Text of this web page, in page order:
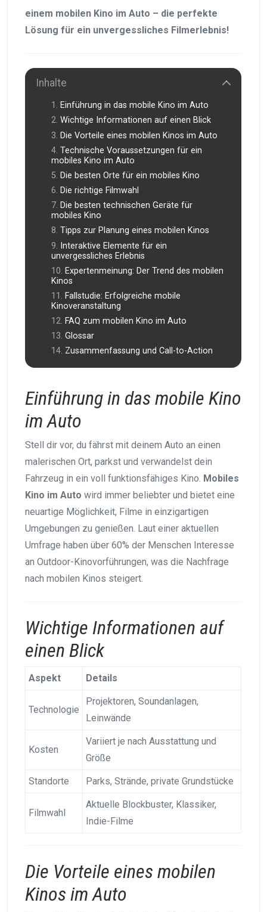
einem mobilen Kino im Auto – die perfekte
Lösung für ein unvergessliches Filmerlebnis!
Inhalte
Einführung in das mobile Kino im Auto
Wichtige Informationen auf einen Blick
Die Vorteile eines mobilen Kinos im Auto
Technische Voraussetzungen für ein
mobiles Kino im Auto
Die besten Orte für ein mobiles Kino
Die richtige Filmwahl
Die besten technischen Geräte für
mobiles Kino
Tipps zur Planung eines mobilen Kinos
Interaktive Elemente für ein
unvergessliches Erlebnis
Expertenmeinung: Der Trend des mobilen
Kinos
Fallstudie: Erfolgreiche mobile
Kinoveranstaltung
FAQ zum mobilen Kino im Auto
Glossar
Zusammenfassung und Call-to-Action
Einführung in das mobile Kino
im Auto
Stell dir vor, du fährst mit deinem Auto an einen
malerischen Ort, parkst und verwandelst dein
Fahrzeug in ein voll funktionsfähiges Kino. Mobiles
Kino im Auto wird immer beliebter und bietet eine
neuartige Möglichkeit, Filme in einzigartigen
Umgebungen zu genießen. Laut einer aktuellen
Umfrage haben über 60% der Menschen Interesse
an Outdoor-Kinovorführungen, was die Nachfrage
nach mobilen Kinos steigert.
Wichtige Informationen auf
einen Blick
Aspekt Details
Technologie
Projektoren, Soundanlagen,
Leinwände
Kosten
Variiert je nach Ausstattung und
Größe
Standorte Parks, Strände, private Grundstücke
Filmwahl
Aktuelle Blockbuster, Klassiker,
Indie-Filme
Die Vorteile eines mobilen
Kinos im Auto